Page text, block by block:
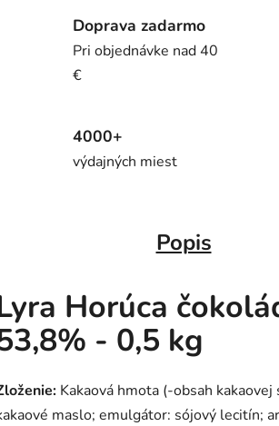
Doprava zadarmo
Pri objednávke nad 40
€
4000+
výdajných miest
Popis
Horúca
- 0,5 kg
Kakaová hmota (-obsah
maslo; emulgátor: sójový lecitín;